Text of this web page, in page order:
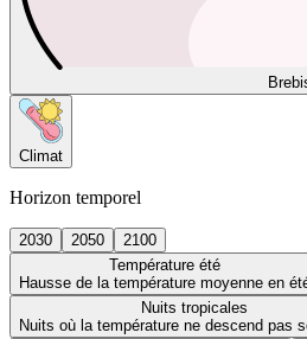
Climat
Horizon temporel
2030 2050
2100
Température été
Hausse de la température moyenne en
Nuits tropicales
Nuits où la température ne descend pas